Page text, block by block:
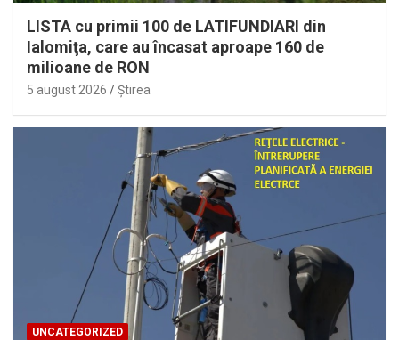
LISTA cu primii 100 de LATIFUNDIARI din
Ialomiţa, care au încasat aproape 160 de
milioane de RON
5 august 2026 Ştirea
UNCATEGORIZED